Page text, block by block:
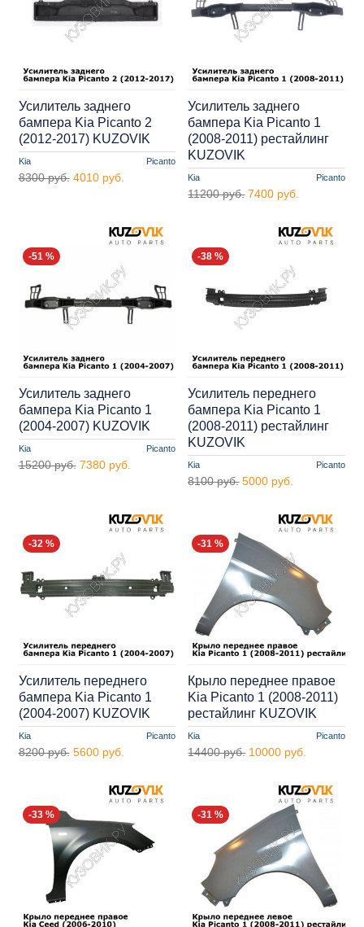
Kia Picanto
Усилитель заднего
бампера Kia Picanto 2
(2012-2017) KUZOVIK
8300 руб. 4010 руб. Kia Picanto
Усилитель заднего
бампера Kia Picanto 1
(2008-2011) рестайлинг
KUZOVIK
11200 руб. 7400 руб.
-51 %
Kia Picanto
Усилитель заднего
бампера Kia Picanto 1
(2004-2007) KUZOVIK
15200 руб. 7380 руб.
-38 %
Kia Picanto
Усилитель переднего
бампера Kia Picanto 1
(2008-2011) рестайлинг
KUZOVIK
8100 руб. 5000 руб.
-32 %
Kia Picanto
Усилитель переднего
бампера Kia Picanto 1
(2004-2007) KUZOVIK
8200 руб. 5600 руб.
-31 %
Kia Picanto
Крыло переднее правое
Kia Picanto 1 (2008-2011)
рестайлинг KUZOVIK
14400 руб. 10000 руб.
-33 % -31 %